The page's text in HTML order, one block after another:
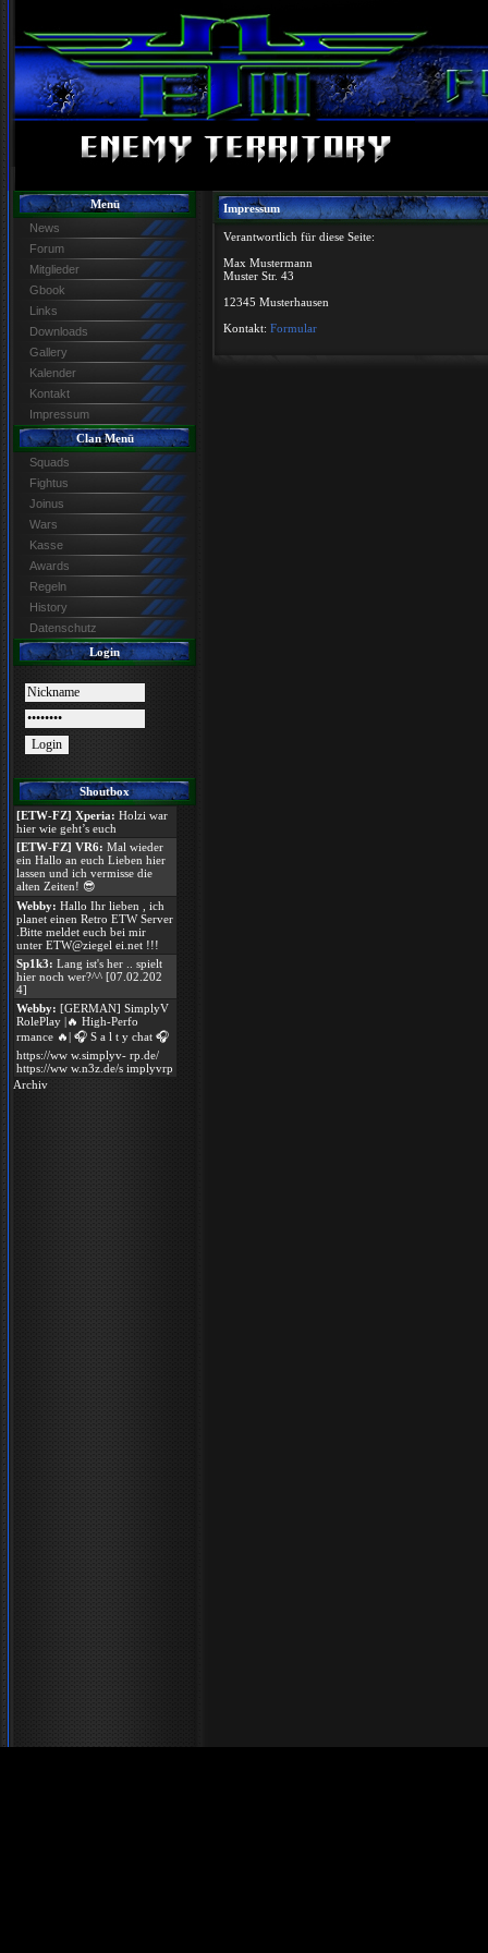
Menü
News
Forum
Mitglieder
Gbook
Links
Downloads
Gallery
Kalender
Kontakt
Impressum
Clan Menü
Squads
Fightus
Joinus
Wars
Kasse
Awards
Regeln
History
Datenschutz
Login
Shoutbox
[ETW-FZ] Xperia: Holzi war
hier wie geht’s euch
[ETW-FZ] VR6: Mal wieder
ein Hallo an euch Lieben hier
lassen und ich vermisse die
alten Zeiten! 😎
Webby: Hallo Ihr lieben , ich
planet einen Retro ETW Server
.Bitte meldet euch bei mir
unter ETW@ziegel ei.net !!!
Sp1k3: Lang ist's her .. spielt
hier noch wer?^^ [07.02.202
4]
Webby: [GERMAN] SimplyV
RolePlay |🔥 High-Perfo
rmance 🔥| 🎧 S a l t y chat 🎧
https://ww w.simplyv- rp.de/
https://ww w.n3z.de/s implyvrp
Archiv
Impressum
Verantwortlich für diese Seite:
Max Mustermann
Muster Str. 43
12345 Musterhausen
Kontakt: Formular